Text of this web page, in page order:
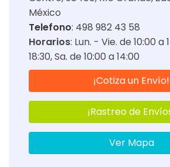
México
Telefono: 498 982 43 58
Horarios: Lun. - Vie. de 10:00 a
18:30 Sa. de 10:00 a 14:00
¡Cotiza un Envío!
¡Rastreo de
Ver Mapa